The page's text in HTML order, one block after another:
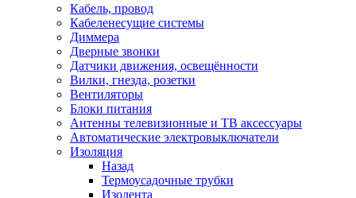
Кабель, провод
Кабеленесущие системы
Диммера
Дверные звонки
Датчики движения, освещённости
Вилки, гнезда, розетки
Вентиляторы
Блоки питания
Антенны телевизионные и ТВ аксессуары
Автоматические электровыключатели
Изоляция
Назад
Термоусадочные трубки
Изолента